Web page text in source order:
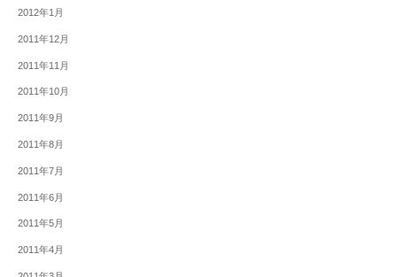
2012年1月
2011年12月
2011年11月
2011年10月
2011年9月
2011年8月
2011年7月
2011年6月
2011年5月
2011年4月